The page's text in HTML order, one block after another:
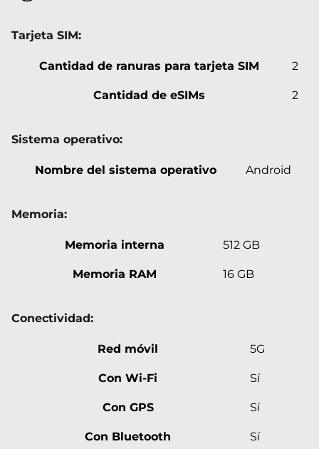
Tarjeta SIM:
Cantidad de ranuras para tarjeta SIM 2
Cantidad de eSIMs 2
Sistema operativo:
Nombre del sistema operativo Android
Memoria:
Memoria interna 512 GB
Memoria RAM 16 GB
Conectividad:
Red móvil 5G
Con Wi-Fi Sí
Con GPS Sí
Con Bluetooth Sí